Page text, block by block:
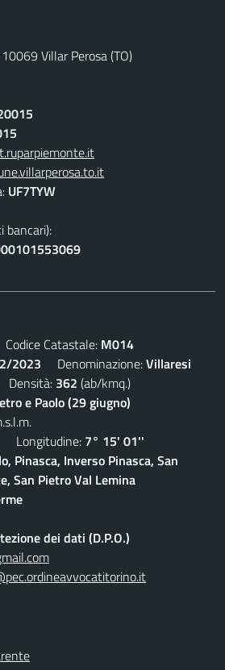
Villar Perosa (TO)
UF7TYW
bancari):
Codice Catastale: M014
2023 Denominazione:Villaresi
362 (ab/kmq.)
e Paolo (29 giugno)
Longitudine: 7° 15' 01''
Pinasca, Inverso Pinasca, San
San Pietro Val Lemina
dei dati (D.P.O.)